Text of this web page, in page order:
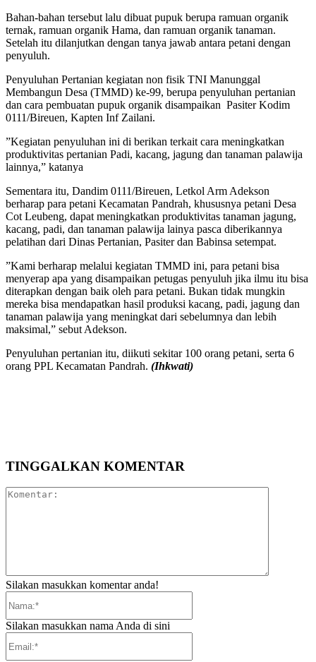
Bahan-bahan tersebut lalu dibuat pupuk berupa ramuan organik
ternak, ramuan organik Hama, dan ramuan organik tanaman.
Setelah itu dilanjutkan dengan tanya jawab antara petani dengan
penyuluh.
Penyuluhan Pertanian kegiatan non fisik TNI Manunggal
Membangun Desa (TMMD) ke-99, berupa penyuluhan pertanian
dan cara pembuatan pupuk organik disampaikan Pasiter Kodim
0111/Bireuen, Kapten Inf Zailani.
”Kegiatan penyuluhan ini di berikan terkait cara meningkatkan
produktivitas pertanian Padi, kacang, jagung dan tanaman palawija
lainnya,” katanya
Sementara itu, Dandim 0111/Bireuen, Letkol Arm Adekson
berharap para petani Kecamatan Pandrah, khususnya petani Desa
Cot Leubeng, dapat meningkatkan produktivitas tanaman jagung,
kacang, padi, dan tanaman palawija lainya pasca diberikannya
pelatihan dari Dinas Pertanian, Pasiter dan Babinsa setempat.
”Kami berharap melalui kegiatan TMMD ini, para petani bisa
menyerap apa yang disampaikan petugas penyuluh jika ilmu itu bisa
diterapkan dengan baik oleh para petani. Bukan tidak mungkin
mereka bisa mendapatkan hasil produksi kacang, padi, jagung dan
tanaman palawija yang meningkat dari sebelumnya dan lebih
maksimal,” sebut Adekson.
Penyuluhan pertanian itu, diikuti sekitar 100 orang petani, serta 6
orang PPL Kecamatan Pandrah. (Ihkwati)
TINGGALKAN KOMENTAR
Silakan masukkan komentar anda!
Silakan masukkan nama Anda di sini